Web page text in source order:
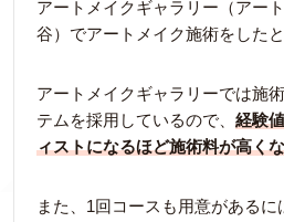
アートメイクギャラリー（アー
谷）でアートメイク施術をした
アートメイクギャラリーでは施
テムを採用しているので、 経験
ィストになるほど施術料が高く
また、1回コースも用意がある